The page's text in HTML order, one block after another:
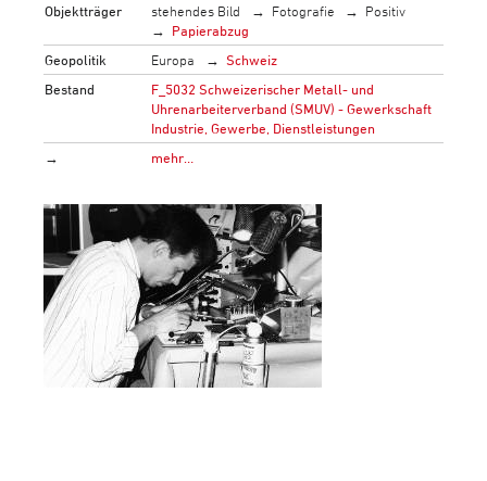
Objektträger
stehendes Bild Fotografie
Positiv
Papierabzug
Geopolitik
Europa
Schweiz
Bestand
F_5032 Schweizerischer Metall- und
Uhrenarbeiterverband (SMUV) - Gewerkschaft
Industrie, Gewerbe, Dienstleistungen
→
mehr…